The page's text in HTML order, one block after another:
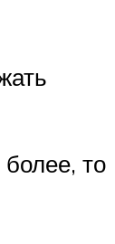
то